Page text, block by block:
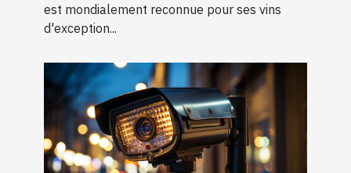
est mondialement reconnue pour ses vins
d'exception...